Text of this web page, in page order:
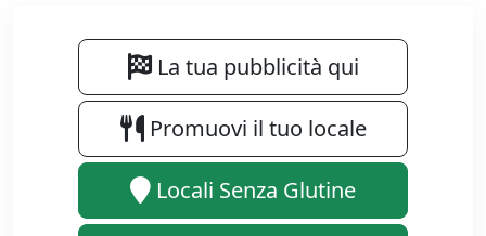
La tua pubblicità qui
Promuovi il tuo locale
Locali Senza Glutine